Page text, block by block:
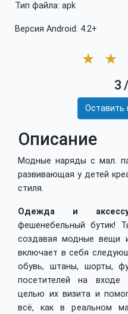
Тип файла: apk
Версия Android: 4.2+
★ ★
3 /
Оставить
Описание
Модные наряды с мал.
развивающая у детей
стиля.
Одежда и
фешенебельный бутик!
создавая модные вещи
включает в себя
обувь, штаны, шорты,
посетителей на входе
целью их визита и
всё, как в реальном